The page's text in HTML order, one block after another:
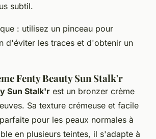
subtil.
: utilisez un pinceau pour
d'éviter les traces et d'obtenir un
Fenty Beauty Sun Stalk'r
Sun Stalk'r est un bronzer crème
Sa texture crémeuse et facile
pour les peaux normales à
en plusieurs teintes, il s'adapte à